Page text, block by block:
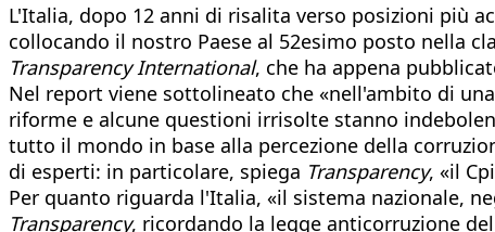
L'Italia, dopo 12 anni di risalita verso posizioni più
collocando il nostro Paese al 52esimo posto nella
Transparency International, che ha appena
Nel report viene sottolineato che «nell'ambito di
riforme e alcune questioni irrisolte stanno
tutto il mondo in base alla percezione della
di esperti: in particolare, spiega Transparency, «il
Per quanto riguarda l'Italia, «il sistema nazionale,
Transparency, ricordando la legge anticorruzione